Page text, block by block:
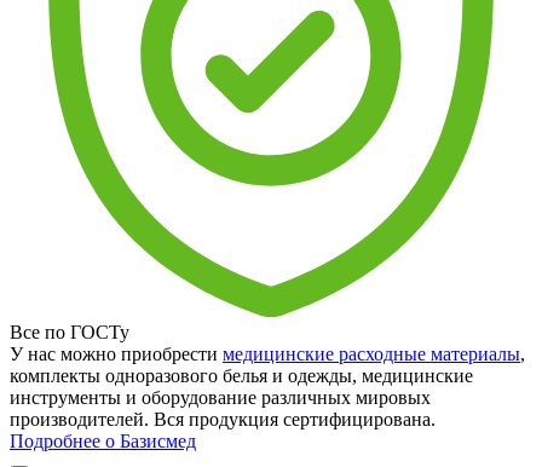
Все по ГОСТу
У нас можно приобрести медицинские расходные материалы,
комплекты одноразового белья и одежды, медицинские
инструменты и оборудование различных мировых
производителей. Вся продукция сертифицирована.
Подробнее о Базисмед